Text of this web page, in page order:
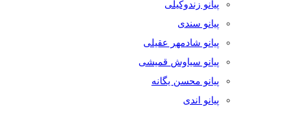
پیانو زندوکیلی
پیانو سندی
پیانو شادمهر عقیلی
پیانو سیاوش قمیشی
پیانو محسن یگانه
پیانو اندی